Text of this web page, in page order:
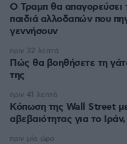
Ο Τραμπ θα απαγορεύσει
παιδιά αλλοδαπών που
γεννήσουν
Πώς θα βοηθήσετε τη
της
πριν 32 λεπτά
Κόπωση της Wall Street
αβεβαιότητας για το
πριν 41 λεπτά
πριν μία ώρα